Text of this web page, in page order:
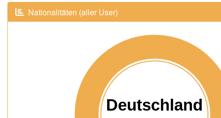
Nationalitäten (aller User)
Deutschland